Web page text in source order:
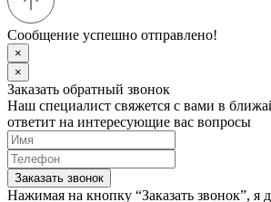
Сообщение успешно отправлено!
×
×
Заказать обратный звонок
Наш специалист свяжется с вами в
ответит на интересующие вас вопросы
Заказать звонок
Нажимая на кнопку “Заказать звонок”, я